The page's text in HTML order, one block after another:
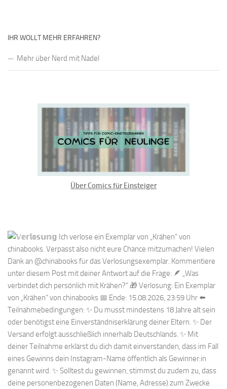
IHR WOLLT MEHR ERFAHREN?
Mehr über Nerd mit Nadel
Über Comics für Einsteiger